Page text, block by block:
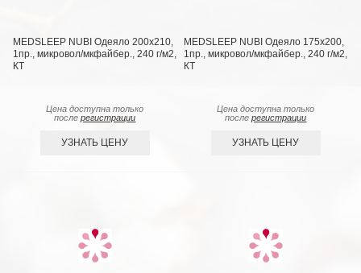
MEDSLEEP NUBI Одеяло 200х210,
1пр., микровол/мкфайбер., 240 г/м2,
КТ
Цена доступна только
послерегистрации
УЗНАТЬ ЦЕНУ
MEDSLEEP NUBI Одеяло 175х200,
1пр., микровол/мкфайбер., 240 г/м2,
КТ
Цена доступна только
послерегистрации
УЗНАТЬ ЦЕНУ